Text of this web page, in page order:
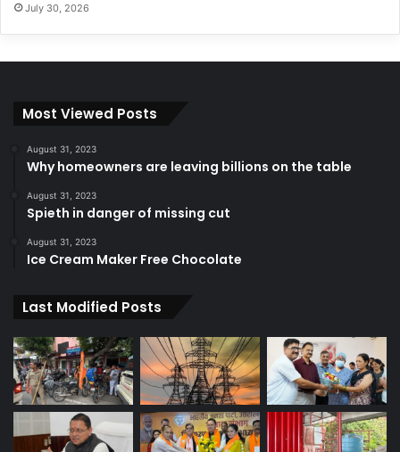
July 30, 2026
Most Viewed Posts
August 31, 2023
Why homeowners are leaving billions on the table
August 31, 2023
Spieth in danger of missing cut
August 31, 2023
Ice Cream Maker Free Chocolate
Last Modified Posts